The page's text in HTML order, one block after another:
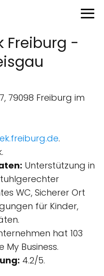
Freiburg -
79098 Freiburg im
.
Unterstützung in
WC, Sicherer Ort
für Kinder,
hat 103
Business.
4.2/5.